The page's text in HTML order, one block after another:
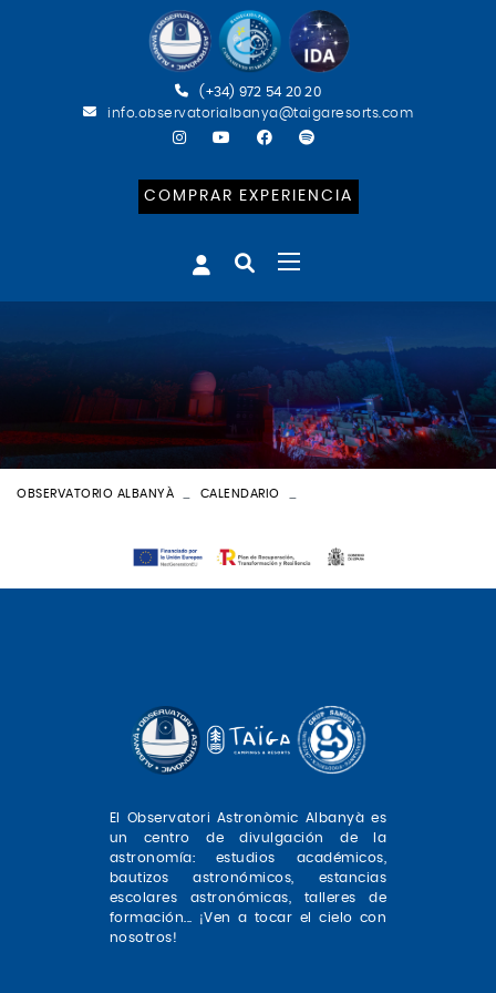
(+34) 972 54 20 20
info.observatorialbanya@taigaresorts.com
COMPRAR EXPERIENCIA
OBSERVATORIO ALBANYÀ CALENDARIO
El Observatori Astronòmic Albanyà es
un centro de divulgación de la
astronomía: estudios académicos,
bautizos astronómicos, estancias
escolares astronómicas, talleres de
formación... ¡Ven a tocar el cielo con
nosotros!